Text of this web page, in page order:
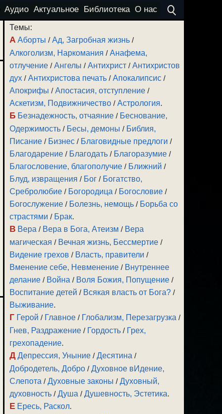
Аудио Актуальное Библиотека О нас
Темы:
А Аборты /Ад, Загробная жизнь /
Алкоголизм, Наркомания /Анафема,
отлучение /Ангелы /Антихрист /Антихристов
дух /Антихристова печать /Апокалипсис /
Апокрифы /Апостасия, отступление /
Аскетизм, Подвижничество /Астрология.
Б Безнадежность, отчаяние / Беснование,
Одержимость / Бесы, демоны / Библия,
Писание / Бизнес / Благовидные предлоги /
Благодарение / Благодать / Благоразумие /
Благословение, благополучие / Ближний /
Блуд, извращения / Бог / Богатство,
Сребролюбие / Богородица / Богословие /
Богослужение / Болезнь, немощь / Борьба со
страстями / Брак.
В Вера / Вера в Бога, Атеизм / Вера
магическая / Вечная жизнь, Бессмертие /
Видение грехов / Власть, правители /
Вменение себе, Невменение / Внутреннее
делание / Война / Воля Божия, Попущение /
Воспитание детей / Всякая власть от Бога? /
Выживание.
Г Герой / Главное / Глобализм, Перезагрузка /
Гнев, Раздражение / Гордость / Грех,
грехопадение.
Д Депрессия, Уныние /Десятина /
Добродетель, Добро /Духовное вИдение,
Слепота /Духовные законы /Духовный,
духовность /Душа /Душевность, Эстетика.
Е Ересь, Раскол.